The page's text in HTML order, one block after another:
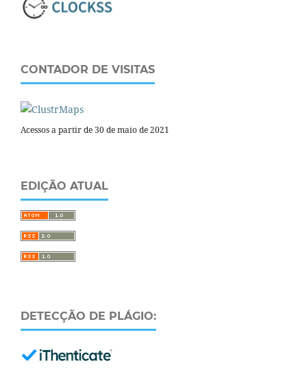
CONTADOR DE VISITAS
Acessos a partir de 30 de maio de 2021
EDIÇÃO ATUAL
DETECÇÃO DE PLÁGIO: